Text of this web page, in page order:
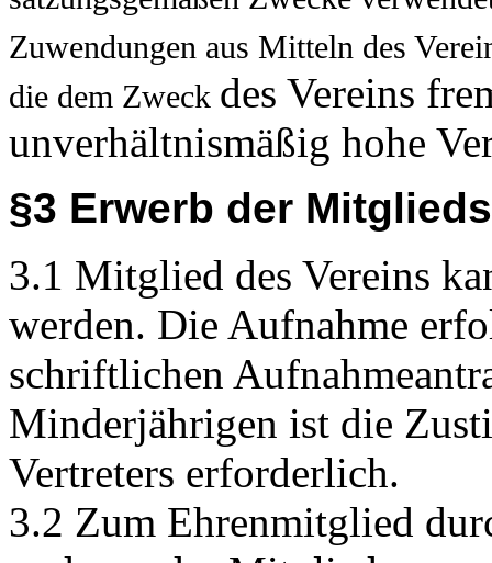
§3 Erwerb der
3.1 Mitglied des Vereins
werden. Die Aufnahme
schriftlichen
Minderjährigen ist die
Vertreters erforderlich.
3.2 Zum Ehrenmitglied
und von der
jede natürliche Person,
oder dessen Ziele verdient